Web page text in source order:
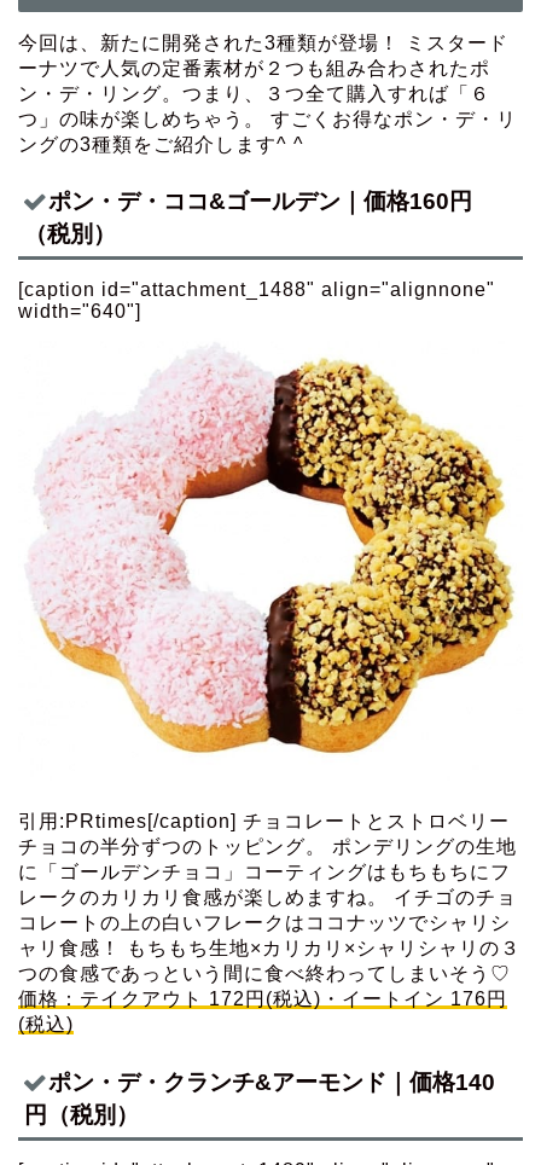
今回は、新たに開発された3種類が登場！ ミスタード
ーナツで人気の定番素材が２つも組み合わされたポ
ン・デ・リング。つまり、３つ全て購入すれば「６
つ」の味が楽しめちゃう。 すごくお得なポン・デ・リ
ングの3種類をご紹介します^ ^
ポン・デ・ココ&ゴールデン｜価格160円
（税別）
[caption id="attachment_1488" align="alignnone"
width="640"]
引用:PRtimes[/caption] チョコレートとストロベリー
チョコの半分ずつのトッピング。 ポンデリングの生地
に「ゴールデンチョコ」コーティングはもちもちにフ
レークのカリカリ食感が楽しめますね。 イチゴのチョ
コレートの上の白いフレークはココナッツでシャリシ
ャリ食感！ もちもち生地×カリカリ×シャリシャリの３
つの食感であっという間に食べ終わってしまいそう♡
価格：テイクアウト 172円(税込)・イートイン 176円
(税込)
ポン・デ・クランチ&アーモンド｜価格140
円（税別）